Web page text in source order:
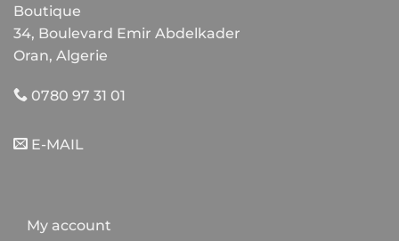
Boutique
34, Boulevard Emir Abdelkader
Oran, Algerie
0780 97 31 01
E-MAIL
My account